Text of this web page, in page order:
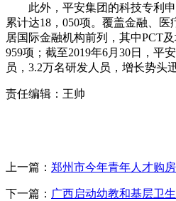
此外，平安集团的科技专利申
累计达18，050项。覆盖金融、
居国际金融机构前列，其中PCT
959项；截至2019年6月30日，平
员，3.2万名研发人员，增长势头
责任编辑：王帅
上一篇： 郑州市今年青年人才购
下一篇： 广西启动幼教和基层卫